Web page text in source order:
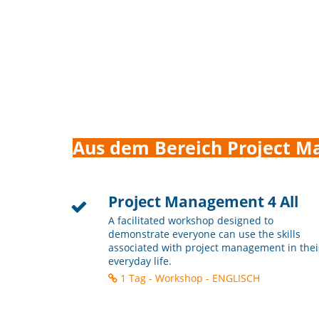
Aus dem Bereich Project
Project Management 4 All
A facilitated workshop designed to
demonstrate everyone can use the skills
associated with project management in
everyday life.
1 Tag - Workshop - ENGLISCH